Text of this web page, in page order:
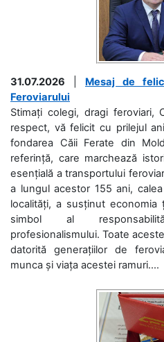
31.07.2026
Mesaj de
Feroviarului
Stimați colegi, dragi feroviari,
respect, vă felicit cu prilejul
fondarea Căii Ferate din
referință, care marchează
esențială a transportului
a lungul acestor 155 ani,
localități, a susținut
simbol al
profesionalismului. Toate
datorită generațiilor de
munca și viața acestei ramuri....